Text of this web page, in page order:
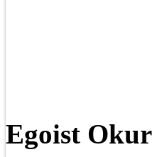
Egoist Okur